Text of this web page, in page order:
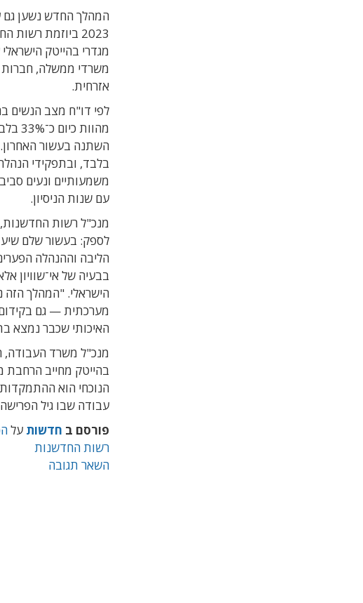
2023 ביוזמת
משרדי ממשלה, חברות
אזרחית.
עם שנות הניסיון.
מנכ"ל רשות החדשנות,
לספק: בעשור שלם
הליבה וההנהלה
בבעיה של אי־שוויון
הישראלי. "המהלך
מערכתית — גם
האיכותי שכבר נמצא
מנכ"ל משרד העבודה,
בהייטק מחייב
עבודה שבו גיל
פורסם ב חדשות על
רשות החדשנות
השאר תגובה